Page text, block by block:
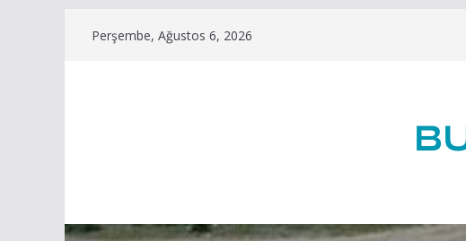
Perşembe, Ağustos 6, 2026